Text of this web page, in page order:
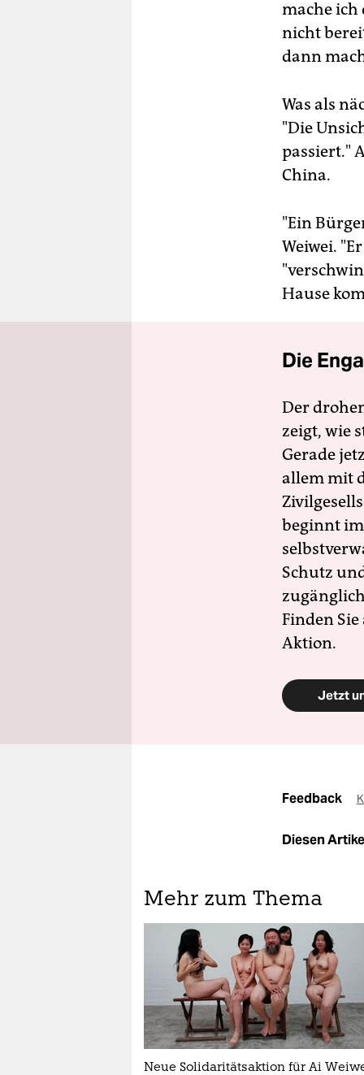
mache ich
nicht
dann
Was als
"Die
passiert."
China.
"Ein
Weiwei.
Hause
Die
Der
zeigt, wie
Gerade
allem mit
beginnt
Schutz
Finden
Aktion.
Jetzt
Feedback
Diesen
Mehr zum Thema
Neue Solidaritätsaktion für Ai